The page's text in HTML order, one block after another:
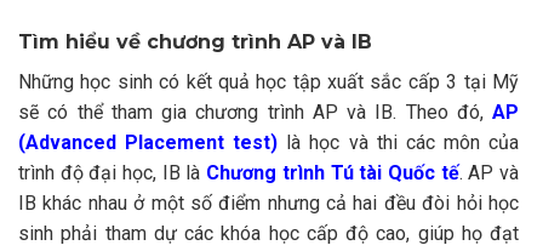
Tìm hiểu về chương trình AP và IB
Những học sinh có kết quả học tập xuất sắc cấp 3 tại Mỹ
sẽ có thể tham gia chương trình AP và IB. Theo đó, AP
(Advanced Placement test) là học và thi các môn của
trình độ đại học, IB là Chương trình Tú tài Quốc tế. AP và
IB khác nhau ở một số điểm nhưng cả hai đều đòi hỏi học
sinh phải tham dự các khóa học cấp độ cao, giúp họ đạt